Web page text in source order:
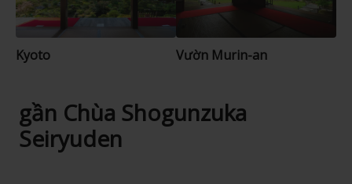
Kyoto Vườn Murin-an
gần Chùa Shogunzuka
Seiryuden